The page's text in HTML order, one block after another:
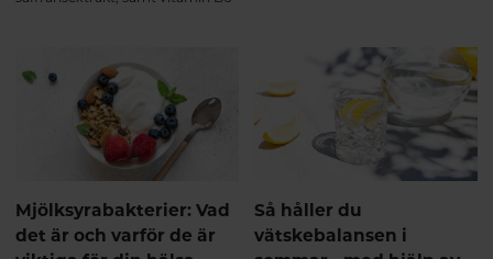
och sinne vid: Stress och
utmattning Oro och
sömnproblem Hormonell
obalans Nedsatt libido Produkten
är lika effektiv för både kvinnor
och män. Hur fungerar KSM66
GOLD? Samverkande extrakt för
ökad effekt. KSM66, saffran och
Mjölksyrabakterier: Vad
det är och varför de är
Så håller du
vätskebalansen i